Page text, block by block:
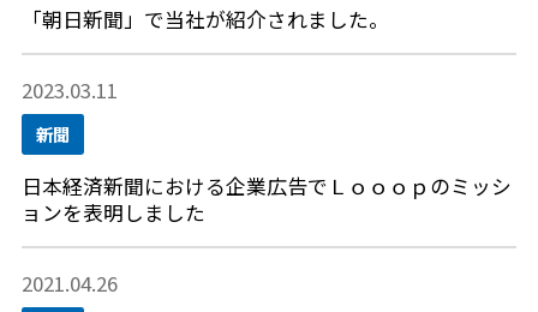
「朝日新聞」で当社が紹介されました。
2023.03.11
新聞
日本経済新聞における企業広告でＬｏｏｏｐのミッシ
ョンを表明しました
2021.04.26